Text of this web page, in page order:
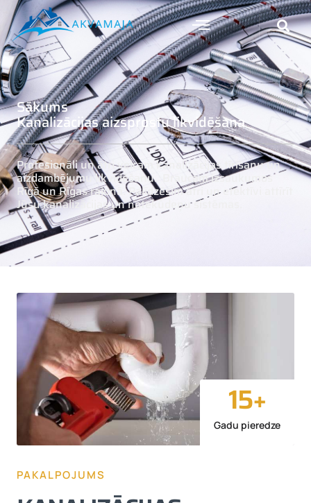
Sākums
Kanalizācijas aizsprostu likvidēšana
Profesionāli un ātri veicam kanalizācijas tīrīšanu un
aizdambējumu likvidēšanu. Braucam izsaukumos
Rīgā un Rīgas rajonā. Palīdzēsim ātri un efektīvi attīrīt
Jūsu kanalizācijas un notekūdeņu sistēmas.
Gadu pieredze
15+
PAKALPOJUMS